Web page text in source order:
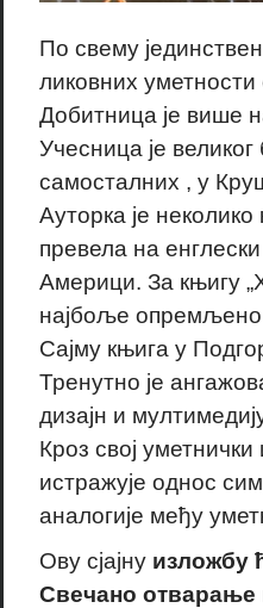
По свему
ликовних
Добитница је више
Учесница је
самосталних , у
Ауторка је
превела на
Америци. За књигу
најбоље опремљено
Сајму књига у
Тренутно је
дизајн и
Кроз свој
истражује однос
аналогије међу
Ову сјајну изложбу
Свечано отварање